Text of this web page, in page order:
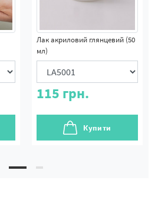
Лак акриловий глянцевий (50
мл)
115 грн.
Купити